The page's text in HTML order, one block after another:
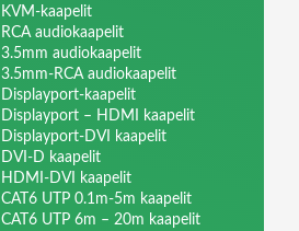
KVM-kaapelit
RCA audiokaapelit
3.5mm audiokaapelit
3.5mm-RCA audiokaapelit
Displayport-kaapelit
Displayport – HDMI kaapelit
Displayport-DVI kaapelit
DVI-D kaapelit
HDMI-DVI kaapelit
CAT6 UTP 0.1m-5m kaapelit
CAT6 UTP 6m – 20m kaapelit